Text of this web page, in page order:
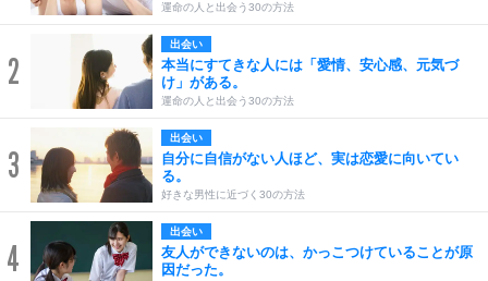
運命の人と出会う30の方法
2
出会い
本当にすてきな人には「愛情、安心感、元気づ
け」がある。
運命の人と出会う30の方法
3
出会い
自分に自信がない人ほど、実は恋愛に向いてい
る。
好きな男性に近づく30の方法
4
出会い
友人ができないのは、かっこつけていることが原
因だった。